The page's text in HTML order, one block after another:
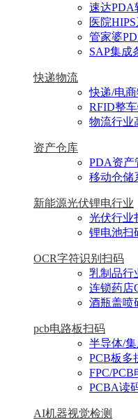
速达PDA
医院
管家婆
SAP集成
快递物流
快递/电
RFID整
物流行业
资产仓库
PDA资产
移动仓储
新能源光伏锂电行业
光伏行业
锂电池扫
OCR字符识别扫码
乳制品行
连锁药店
酒瓶盖喷
pcb电路板扫码
半导体/
PCB板多
FPC/
PCBA读
AI机器视觉检测